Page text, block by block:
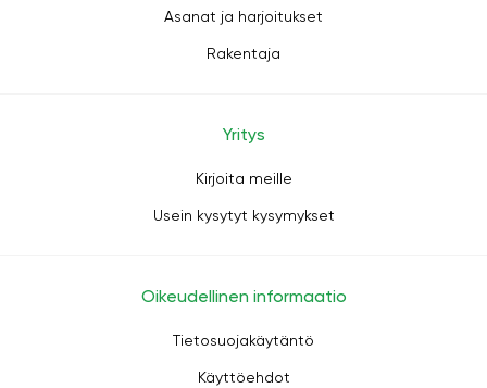
Asanat ja harjoitukset
Rakentaja
Yritys
Kirjoita meille
Usein kysytyt kysymykset
Oikeudellinen informaatio
Tietosuojakäytäntö
Käyttöehdot